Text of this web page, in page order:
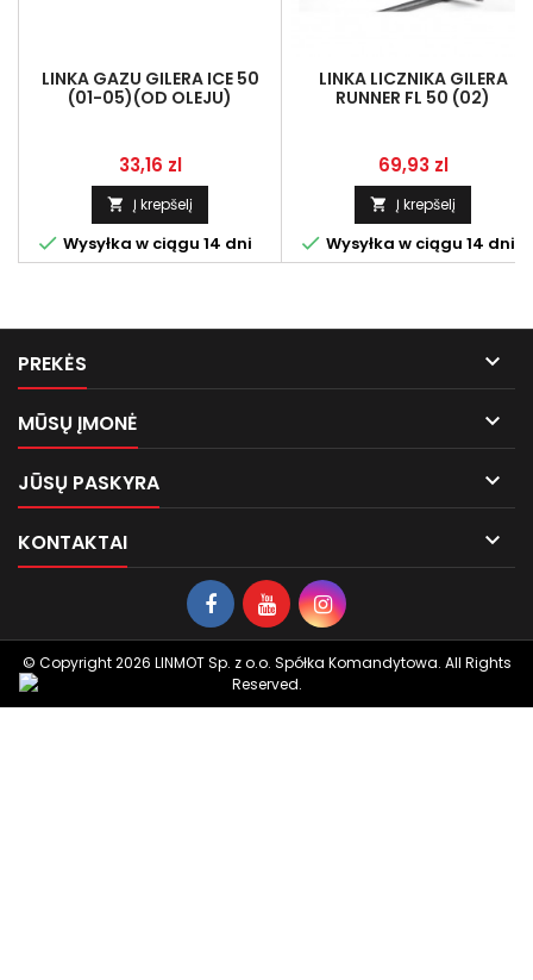
LINKA GAZU GILERA ICE 50
(01-05)(OD OLEJU)
Kaina
33,16 zl
 Į krepšelį
 Wysyłka w ciągu 14 dni
LINKA LICZNIKA GILERA
RUNNER FL 50 (02)
Kaina
69,93 zl
 Į krepšelį
 Wysyłka w ciągu 14 dni
PREKĖS 
MŪSŲ ĮMONĖ 
JŪSŲ PASKYRA 
KONTAKTAI 
© Copyright 2026 LINMOT Sp. z o.o. Spółka Komandytowa. All Rights
Reserved.